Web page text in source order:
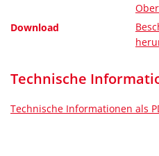
Download
Technische
Technische Informationen als